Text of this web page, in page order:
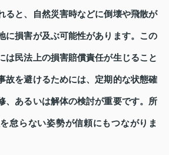
ると、自然災害時などに倒壊や飛散が
に損害が及ぶ可能性があります。この
は民法上の損害賠償責任が生じること
故を避けるためには、定期的な状態確
、あるいは解体の検討が重要です。所
怠らない姿勢が信頼にもつながりま